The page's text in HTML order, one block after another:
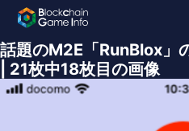
話題のM2E「RunBlox」
| 21枚中18枚目の画像